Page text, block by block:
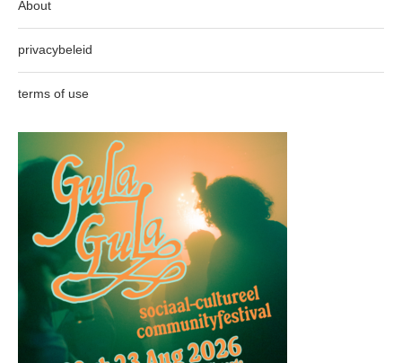
About
privacybeleid
terms of use